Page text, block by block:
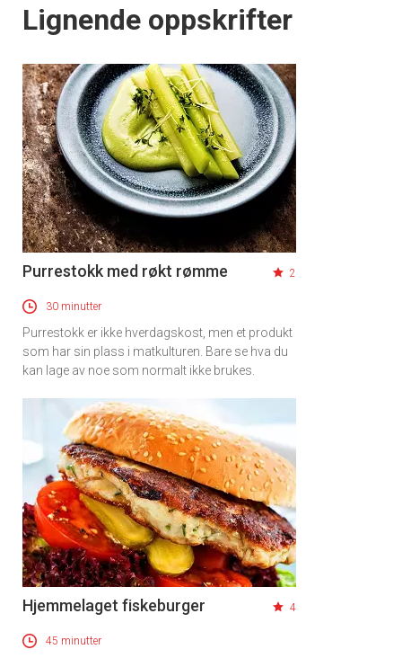
Lignende oppskrifter
Purrestokk med røkt rømme 2
30 minutter
Purrestokk er ikke hverdagskost, men et produkt
som har sin plass i matkulturen. Bare se hva du
kan lage av noe som normalt ikke brukes.
Hjemmelaget fiskeburger 4
45 minutter